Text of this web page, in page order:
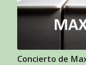
Concierto de